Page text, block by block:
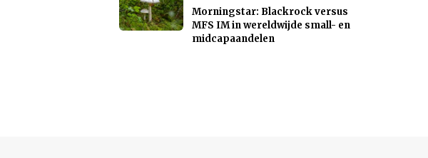
Morningstar: Blackrock versus
MFS IM in wereldwijde small- en
midcapaandelen